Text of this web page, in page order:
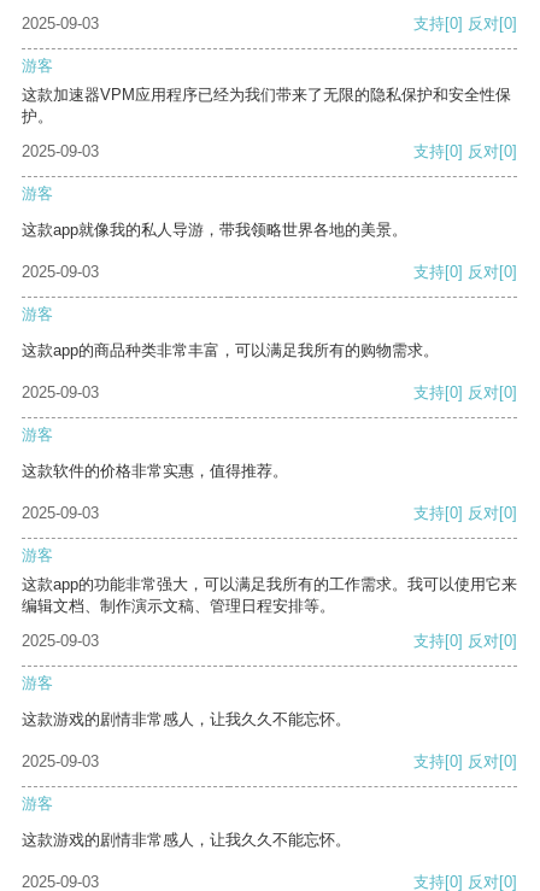
2025-09-03 支持[0] 反对[0]
游客
这款加速器VPM应用程序已经为我们带来了无限的隐私保护和安全性保
护。
2025-09-03
支持[0] 反对[0]
游客
这款app就像我的私人导游，带我领略世界各地的美景。
2025-09-03 支持[0] 反对[0]
游客
这款app的商品种类非常丰富，可以满足我所有的购物需求。
2025-09-03 支持[0] 反对[0]
游客
这款软件的价格非常实惠，值得推荐。
2025-09-03 支持[0] 反对[0]
游客
这款app的功能非常强大，可以满足我所有的工作需求。我可以使用它来
编辑文档、制作演示文稿、管理日程安排等。
2025-09-03
支持[0] 反对[0]
游客
这款游戏的剧情非常感人，让我久久不能忘怀。
2025-09-03 支持[0] 反对[0]
游客
这款游戏的剧情非常感人，让我久久不能忘怀。
2025-09-03 支持[0] 反对[0]